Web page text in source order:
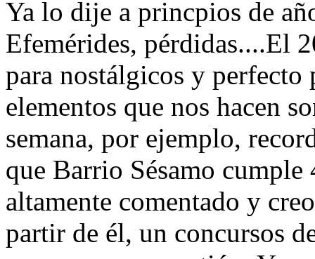
Ya lo dije a princpios de
Efemérides, pérdidas....El
para nostálgicos y perfecto
elementos que nos hacen
semana, por ejemplo,
que Barrio Sésamo
altamente comentado y
partir de él, un concursos